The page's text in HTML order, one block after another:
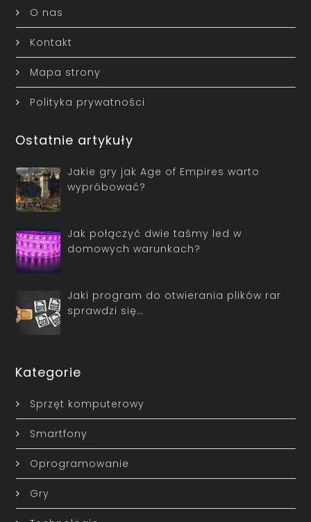
O nas
Kontakt
Mapa strony
Polityka prywatności
Ostatnie artykuły
Jakie gry jak Age of Empires warto
wypróbować?
Jak połączyć dwie taśmy led w
domowych warunkach?
Jaki program do otwierania plików rar
sprawdzi się…
Kategorie
Sprzęt komputerowy
Smartfony
Oprogramowanie
Gry